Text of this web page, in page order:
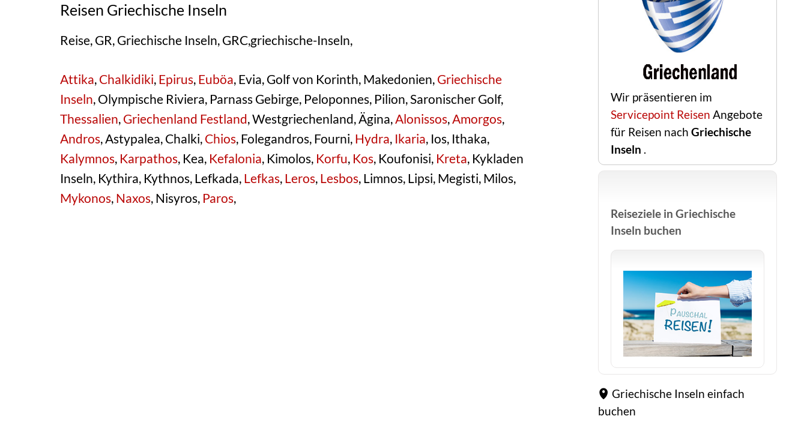
Reisen Griechische Inseln
Reise, GR, Griechische Inseln, GRC,griechische-Inseln,
Attika,Chalkidiki,Epirus,Euböa, Evia, Golf von Korinth, Makedonien,Griechische
Inseln, Olympische Riviera, Parnass Gebirge, Peloponnes, Pilion, Saronischer Golf,
Thessalien,Griechenland Festland, Westgriechenland, Ägina,Alonissos,Amorgos,
Andros, Astypalea, Chalki,Chios, Folegandros, Fourni,Hydra, Ikaria, Ios, Ithaka,
Kalymnos, Karpathos, Kea, Kefalonia, Kimolos, Korfu, Kos, Koufonisi, Kreta, Kykladen
Inseln, Kythira, Kythnos, Lefkada,Lefkas,Leros,Lesbos, Limnos, Lipsi, Megisti, Milos,
Mykonos,Naxos, Nisyros, Paros,
Wir präsentieren im
Servicepoint Reisen Angebote
für Reisen nach Griechische
Inseln .
Reiseziele in Griechische
Inseln buchen
Griechische Inseln einfach
buchen